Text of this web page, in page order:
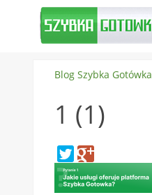
Blog Szybka Gotówka
1 (1)